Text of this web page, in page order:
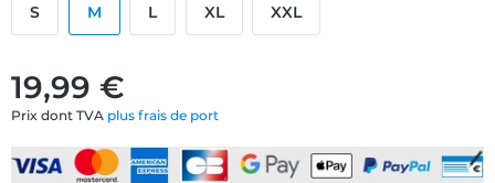
19,99 €
Prix dont TVA plus frais de port
S M L XL XXL